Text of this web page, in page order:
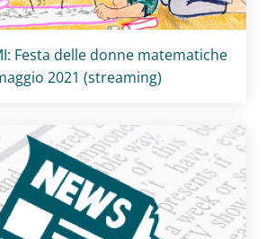
: Festa delle donne matematiche
2021 (streaming)